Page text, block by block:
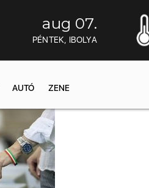
aug 07.
PÉNTEK, IBOLYA
AUTÓ ZENE